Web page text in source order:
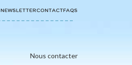
NEWSLETTERCONTACTFAQS
Nous contacter